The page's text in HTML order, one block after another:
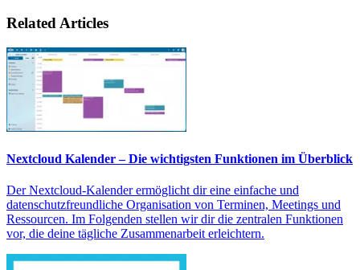
Related Articles
Nextcloud Kalender – Die wichtigsten Funktionen im Überblick
Der Nextcloud-Kalender ermöglicht dir eine einfache und
datenschutzfreundliche Organisation von Terminen, Meetings und
Ressourcen. Im Folgenden stellen wir dir die zentralen Funktionen
vor, die deine tägliche Zusammenarbeit erleichtern.